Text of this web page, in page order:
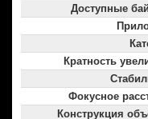
Доступные
Кратность
Фокусное
Конструкция